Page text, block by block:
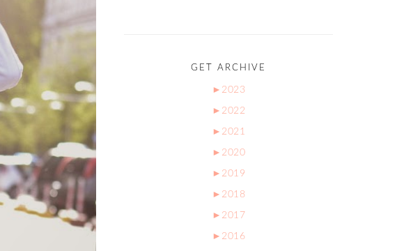
GET ARCHIVE
► 2023
► 2022
► 2021
► 2020
► 2019
► 2018
► 2017
► 2016